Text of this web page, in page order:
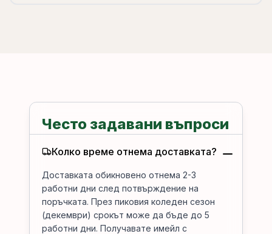
Често задавани въпроси
Колко време отнема доставката?
Доставката обикновено отнема 2-3
работни дни след потвърждение на
поръчката. През пиковия коледен сезон
(декември) срокът може да бъде до 5
работни дни. Получавате имейл с